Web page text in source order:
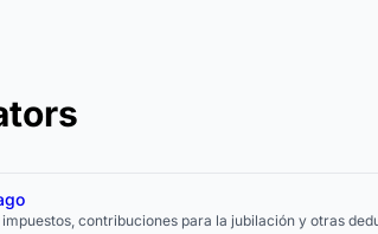
contribuciones para la jubilación y otras